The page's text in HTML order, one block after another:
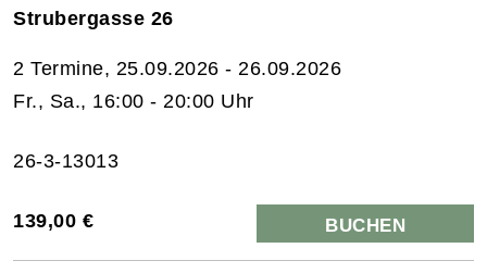
Strubergasse 26
2 Termine, 25.09.2026 - 26.09.2026
Fr., Sa., 16:00 - 20:00 Uhr
26-3-13013
139,00 € BUCHEN